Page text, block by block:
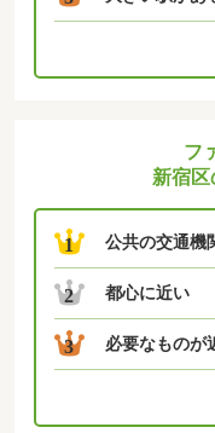
フ
新宿
1 公共の交通機
2 都心に近い
3 必要なものが